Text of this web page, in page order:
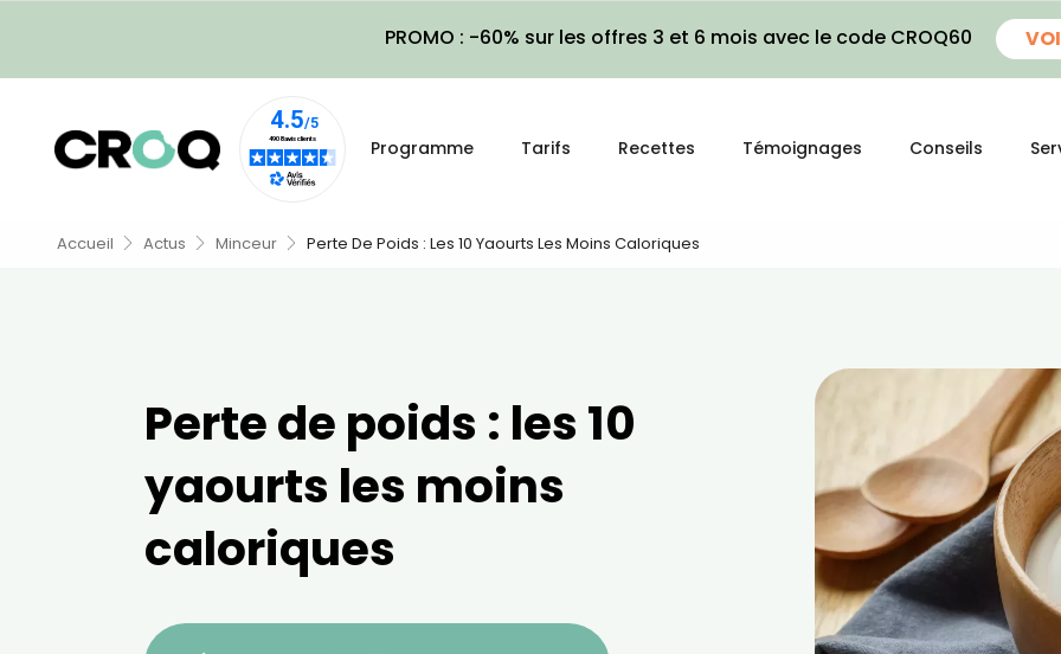
PROMO : -60% sur les offres 3 et 6 mois avec le code CROQ60
Programme Tarifs Recettes Témoignages Conseils
Accueil Actus Minceur Perte De Poids : Les 10 Yaourts Les Moins Caloriques
Perte de poids : les 10
yaourts les moins
caloriques